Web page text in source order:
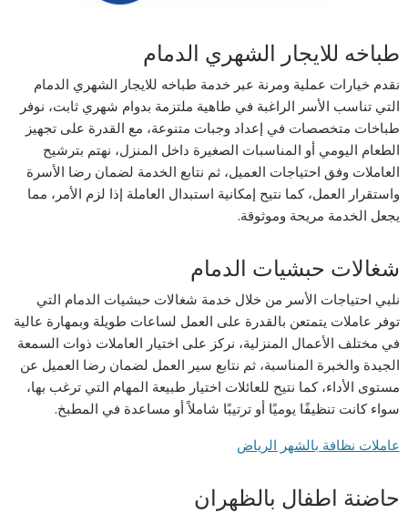
طباخه للايجار الشهري الدمام
نقدم خيارات عملية ومرنة عبر خدمة طباخه للايجار الشهري الدمام
التي تناسب الأسر الراغبة في طاهية ملتزمة بدوام شهري ثابت، نوفر
طباخات متخصصات في إعداد وجبات متنوعة، مع القدرة على تجهيز
الطعام اليومي أو المناسبات الصغيرة داخل المنزل، نهتم بترشيح
العاملات وفق احتياجات العميل، ثم نتابع الخدمة لضمان رضا الأسرة
واستقرار العمل، كما نتيح إمكانية استبدال العاملة إذا لزم الأمر، مما
يجعل الخدمة مريحة وموثوقة.
شغالات حبشيات الدمام
نلبي احتياجات الأسر من خلال خدمة شغالات حبشيات الدمام التي
توفر عاملات يتمتعن بالقدرة على العمل لساعات طويلة وبمهارة عالية
في مختلف الأعمال المنزلية، نركز على اختيار العاملات ذوات السمعة
الجيدة والخبرة المناسبة، ثم نتابع سير العمل لضمان رضا العميل عن
مستوى الأداء، كما نتيح للعائلات اختيار طبيعة المهام التي ترغب بها،
سواء كانت تنظيفًا يوميًا أو ترتيبًا شاملاً أو مساعدة في المطبخ.
عاملات نظافة بالشهر الرياض
حاضنة اطفال بالظهران